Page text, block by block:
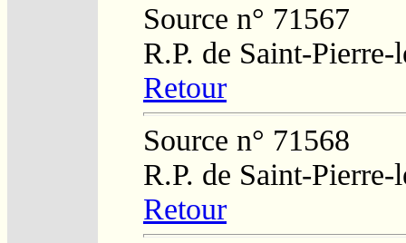
Source n° 71567
R.P. de Saint-
Retour
Source n° 71568
R.P. de Saint-
Retour